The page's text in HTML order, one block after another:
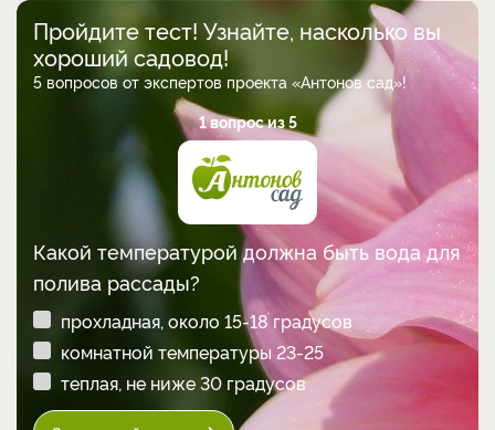
Пройдите тест! Узнайте, насколько вы
хороший садовод!
5 вопросов от экспертов проекта «Антонов сад»!
1 вопрос из 5
Какой температурой должна быть вода для
полива рассады?
прохладная, около 15-18 градусов
комнатной температуры 23-25
теплая, не ниже 30 градусов